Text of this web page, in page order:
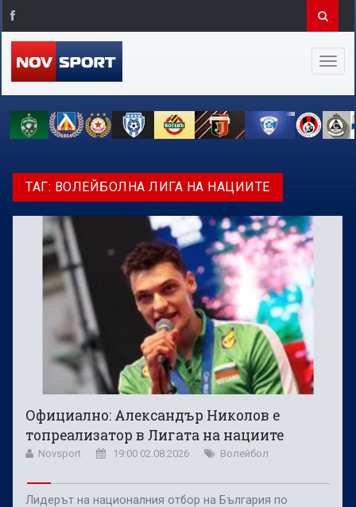
ТАГ: ВОЛЕЙБОЛНА ЛИГА НА НАЦИИТЕ
Официално: Александър Николов е
топреализатор в Лигата на нациите
Novsport 19:00 02.08.2026 Волейбол
Лидерът на националния отбор на България по